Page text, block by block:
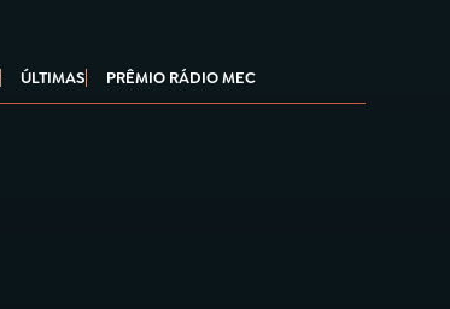
ÚLTIMAS PRÊMIO RÁDIO MEC